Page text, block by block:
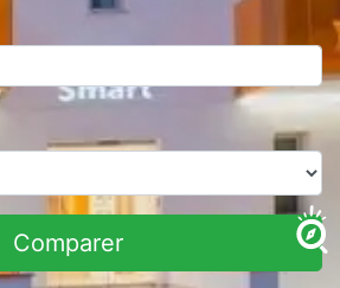
Comparer